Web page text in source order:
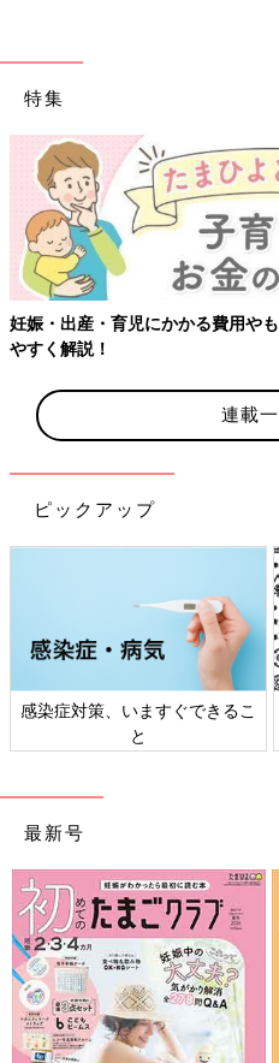
特集
妊娠・出産・育児にかかる費用や
やすく解説！
連載
ピックアップ
感染症対策、いますぐできるこ
と
最新号